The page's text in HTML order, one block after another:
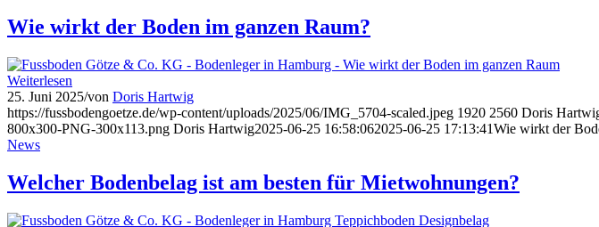
Wie wirkt der Boden im ganzen Raum?
Weiterlesen
25. Juni 2025/von Doris Hartwig
https://fussbodengoetze.de/wp-content/uploads/2025/06/IMG_5704-scaled.jpeg 1920 2560 Doris
800x300-PNG-300x113.png Doris Hartwig2025-06-25 16:58:062025-06-25 17:13:41Wie wirkt der
News
Welcher Bodenbelag ist am besten für Mietwohnungen?